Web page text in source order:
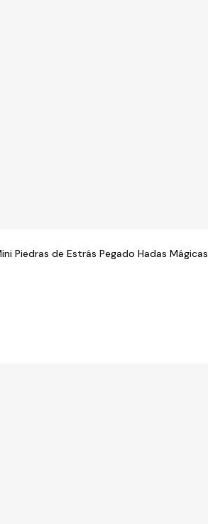
Piedras de Estrás Pegado Hadas Mágicas